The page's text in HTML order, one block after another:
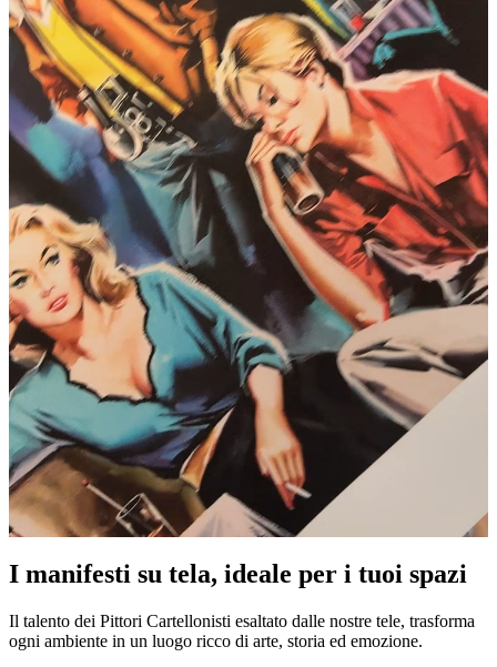
I manifesti su tela, ideale per i tuoi spazi
Il talento dei Pittori Cartellonisti esaltato dalle nostre tele, trasforma
ogni ambiente in un luogo ricco di arte, storia ed emozione.